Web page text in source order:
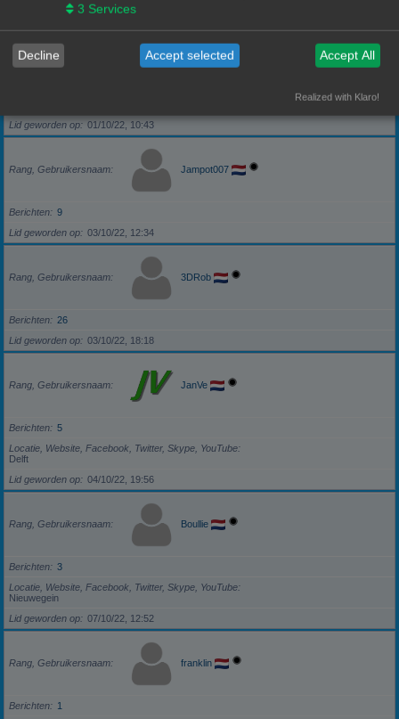
Lid geworden op
30/09/22, 13:40
Rang, Gebruikersnaam Robbel2005
Lid geworden op
01/10/22, 10:43
Rang, Gebruikersnaam Jampot007
Berichten
9
Lid geworden op
03/10/22, 12:34
Rang, Gebruikersnaam 3DRob
Berichten
26
Lid geworden op
03/10/22, 18:18
Rang, Gebruikersnaam JanVe
Berichten
5
Locatie, Website, Facebook, Twitter, Skype, YouTube
Delft
Lid geworden op
04/10/22, 19:56
Rang, Gebruikersnaam Boullie
Berichten
3
Locatie, Website, Facebook, Twitter, Skype, YouTube
Nieuwegein
Lid geworden op
07/10/22, 12:52
Rang, Gebruikersnaam franklin
Berichten
1
3 Services
Decline Accept selected Accept All
Realized with Klaro!